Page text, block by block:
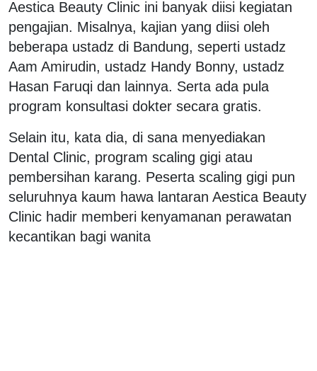
Aestica Beauty Clinic ini banyak diisi kegiatan
pengajian. Misalnya, kajian yang diisi oleh
beberapa ustadz di Bandung, seperti ustadz
Aam Amirudin, ustadz Handy Bonny, ustadz
Hasan Faruqi dan lainnya. Serta ada pula
program konsultasi dokter secara gratis.
Selain itu, kata dia, di sana menyediakan
Dental Clinic, program scaling gigi atau
pembersihan karang. Peserta scaling gigi pun
seluruhnya kaum hawa lantaran Aestica Beauty
Clinic hadir memberi kenyamanan perawatan
kecantikan bagi wanita